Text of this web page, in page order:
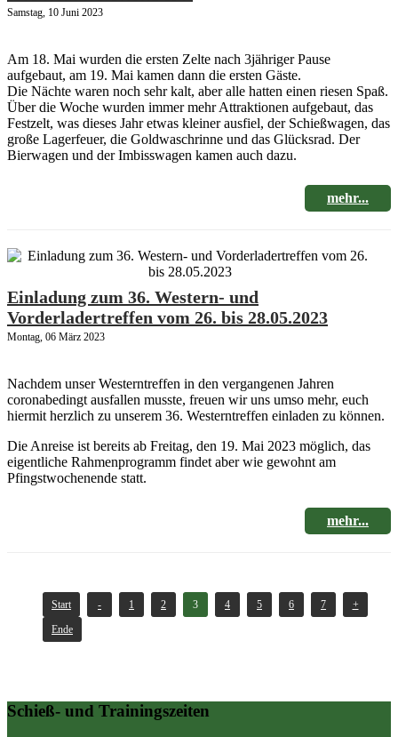
Samstag, 10 Juni 2023
Am 18. Mai wurden die ersten Zelte nach 3jähriger Pause
aufgebaut, am 19. Mai kamen dann die ersten Gäste.
Die Nächte waren noch sehr kalt, aber alle hatten einen riesen Spaß.
Über die Woche wurden immer mehr Attraktionen aufgebaut, das
Festzelt, was dieses Jahr etwas kleiner ausfiel, der Schießwagen, das
große Lagerfeuer, die Goldwaschrinne und das Glücksrad. Der
Bierwagen und der Imbisswagen kamen auch dazu.
mehr...
Einladung zum 36. Western- und
Vorderladertreffen vom 26. bis 28.05.2023
Montag, 06 März 2023
Nachdem unser Westerntreffen in den vergangenen Jahren
coronabedingt ausfallen musste, freuen wir uns umso mehr, euch
hiermit herzlich zu unserem 36. Westerntreffen einladen zu können.
Die Anreise ist bereits ab Freitag, den 19. Mai 2023 möglich, das
eigentliche Rahmenprogramm findet aber wie gewohnt am
Pfingstwochenende statt.
mehr...
Start - 1 2 3 4 5 6 7
+
Ende
Schieß- und Trainingszeiten